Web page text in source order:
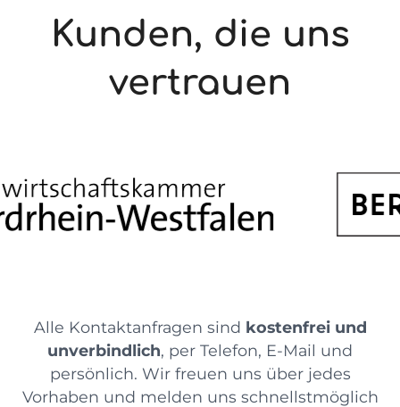
Kunden, die uns
vertrauen
Alle Kontaktanfragen sind kostenfrei und
unverbindlich, per Telefon, E-Mail und
persönlich. Wir freuen uns über jedes
Vorhaben und melden uns schnellstmöglich